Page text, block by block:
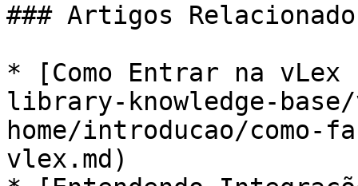
### Artigos
* [Como Entrar na
library-knowledge-
home/introducao/
vlex.md)